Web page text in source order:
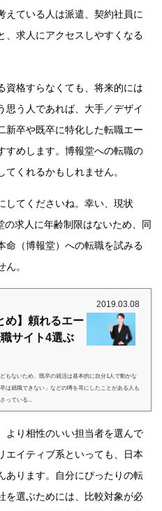
えている人は派遣、契約社員に
、求人にアクセスしやすくなる
資格すらなくても、将来的には
思う人であれば、大手／デザイ
新卒や既卒に特化した転職エー
すめします。博報堂への転職の
くれるかもしれません。
してくださいね。幸い、現状
の求人に年齢制限はないため、同
命（博報堂）への転職を試みる
。
2019.03.08
め】頼れるエー
サイト4選ぶ
もないため、既卒の就活は基本的に自分1人で動かな
は就職できない」などの噂を耳にしたことがある人も
っている...
より相性のいい担当者を選んで
エイティブ系といっても、日本
あります。自分にぴったりの転
を選ぶためには、比較対象が必